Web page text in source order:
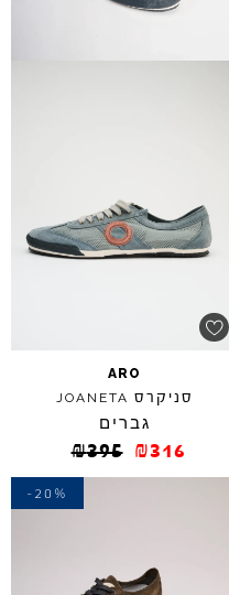
ARO
סניקרס JOANETA
גברים
₪395 ₪316
-20%